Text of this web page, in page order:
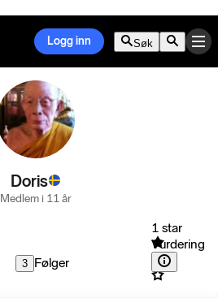
Logg inn Søk
Doris
Medlem i 11 år
3 Følger
1 star
Vurdering